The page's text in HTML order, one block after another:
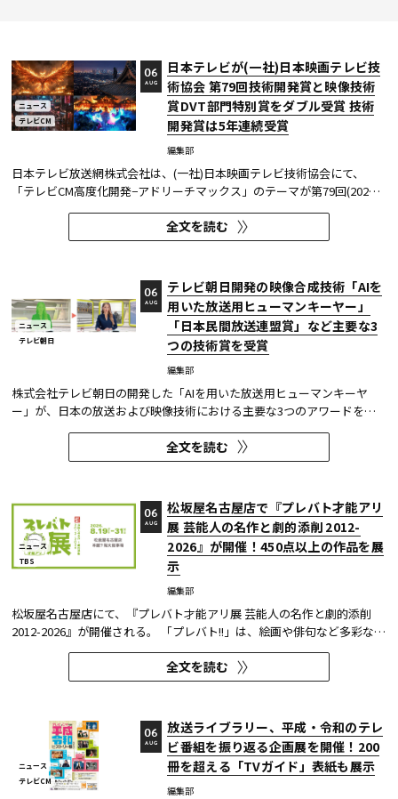
ニュース
テレビCM
日本テレビが(一社)日本映画テレビ技
術協会 第79回技術開発賞と映像技術
賞DVT部門特別賞をダブル受賞 技術
開発賞は5年連続受賞
編集部
06
AUG
日本テレビ放送網株式会社は、(一社)日本映画テレビ技術協会にて、
「テレビCM高度化開発−アドリーチマックス」のテーマが第79回(2025
年度)技術開発賞を、「TOKYO巫女忍者」が映像技術賞 DVT(デジタルビ
ジュアル技術)部門 特別賞を受賞したことを発表した。技術開発賞部門
では、昨年に続き5年連続の受賞となる。 この賞は毎年、放送に関連
全文を読む
ニュース
テレビ朝日
テレビ朝日開発の映像合成技術「AIを
用いた放送用ヒューマンキーヤー」
「日本民間放送連盟賞」など主要な3
つの技術賞を受賞
編集部
06
AUG
株式会社テレビ朝日の開発した「AIを用いた放送用ヒューマンキーヤ
ー」が、日本の放送および映像技術における主要な3つのアワードを受
賞した。 本開発は、人物像認識AIと最新のXR技術を組み合わせたシステ
ムであり、その革新性と実用性が業界内で高い評価を獲得している。
【受賞アワード一覧】 ●2025年 日本民間放送連盟賞 技術部門優...
全文を読む
ニュース
TBS
松坂屋名古屋店で『プレバト才能アリ
展 芸能人の名作と劇的添削 2012-
2026』が開催！450点以上の作品を展
示
編集部
06
AUG
松坂屋名古屋店にて、『プレバト才能アリ展 芸能人の名作と劇的添削
2012-2026』が開催される。 「プレバト!!」は、絵画や俳句など多彩な芸
術ジャンルに芸能人が挑戦し、その作品を超一流の講師陣が才能アリ/ナ
シで厳しく査定する教養バラエティー番組だ。 本展では、定番ジャンル
の俳句・水彩画から、大漁旗や黒板アートといった巨大作品...
全文を読む
ニュース
テレビCM
放送ライブラリー、平成・令和のテレ
ビ番組を振り返る企画展を開催！200
冊を超える「TVガイド」表紙も展示
編集部
06
AUG